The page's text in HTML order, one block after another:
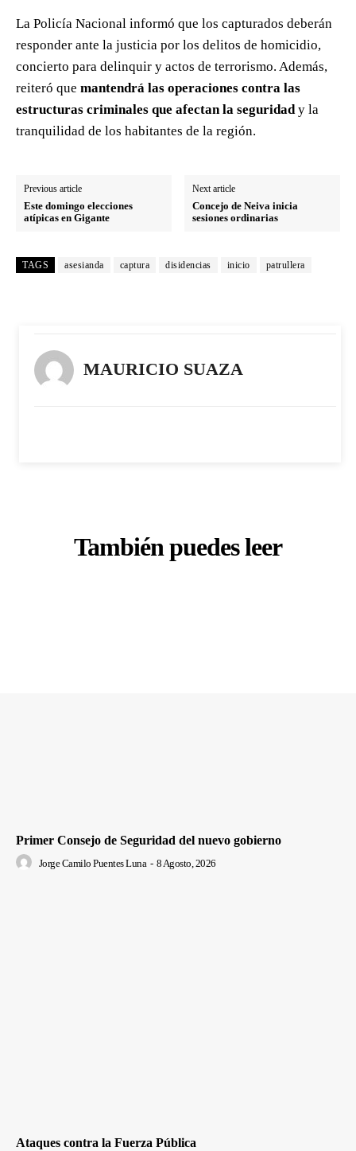
La Policía Nacional informó que los capturados deberán
responder ante la justicia por los delitos de homicidio,
concierto para delinquir y actos de terrorismo. Además,
reiteró que mantendrá las operaciones contra las
estructuras criminales que afectan la seguridady la
tranquilidad de los habitantes de la región.
Previous article
Este domingo elecciones
atípicas en Gigante
Next article
Concejo de Neiva inicia
sesiones ordinarias
TAGS asesianda captura disidencias inicio patrullera
MAURICIO SUAZA
También puedes leer
Primer Consejo de Seguridad del nuevo gobierno
Jorge Camilo Puentes Luna - 8 Agosto, 2026
Ataques contra la Fuerza Pública